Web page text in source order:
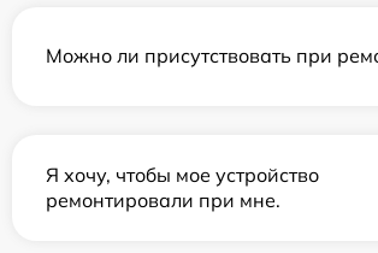
Можно ли присутствовать при
Я хочу, чтобы мое устройство
ремонтировали при мне.